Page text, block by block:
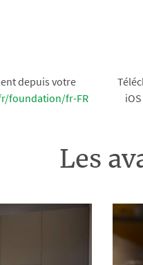
depuis votre
foundation/fr-FR
Les